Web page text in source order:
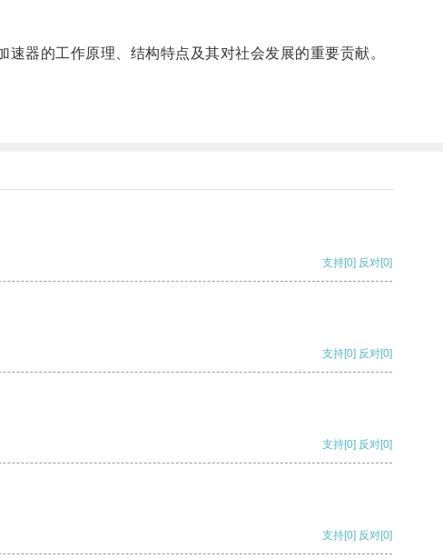
器的工作原理、结构特点及其对社会发展的重要贡献。
支持[0] 反对[0]
支持[0] 反对[0]
支持[0] 反对[0]
支持[0] 反对[0]